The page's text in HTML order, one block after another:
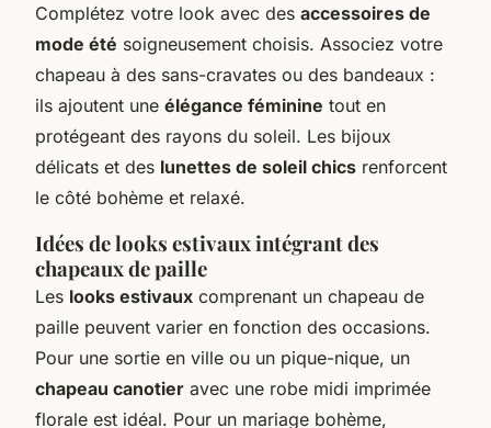
Complétez votre look avec des accessoires de
mode été soigneusement choisis. Associez votre
chapeau à des sans-cravates ou des bandeaux :
ils ajoutent une élégance féminine tout en
protégeant des rayons du soleil. Les bijoux
délicats et des lunettes de soleil chics renforcent
le côté bohème et relaxé.
Idées de looks estivaux intégrant des
chapeaux de paille
Les looks estivaux comprenant un chapeau de
paille peuvent varier en fonction des occasions.
Pour une sortie en ville ou un pique-nique, un
chapeau canotier avec une robe midi imprimée
florale est idéal. Pour un mariage bohème,